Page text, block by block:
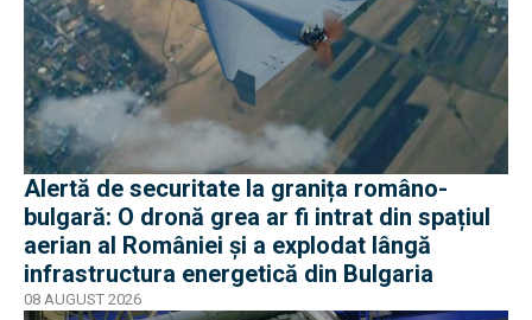
Alertă de securitate la granița româno-
bulgară: O dronă grea ar fi intrat din spațiul
aerian al României și a explodat lângă
infrastructura energetică din Bulgaria
08 AUGUST 2026